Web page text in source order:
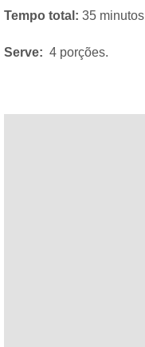
Tempo total: 35 minutos
Serve: 4 porções.